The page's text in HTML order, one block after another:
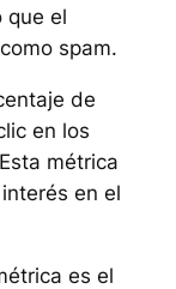
que el
spam.
de
en los
métrica
en el
es el